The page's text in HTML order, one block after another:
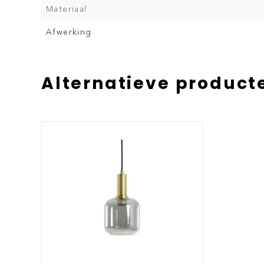
Materiaal
Afwerking
Alternatieve